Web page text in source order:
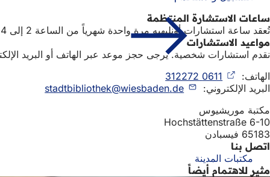
ساعات الاستشارة المنتظمة
تُعقد ساعة استشارات أونليهيه مرة واحدة شهرياً من الساعة 2 إلى 4 عصراً في ميدياتيك موريشيوس. يُرجى إحضار جهازك الخاص وبطاقة المكتبة.
مواعيد الاستشارات
نقدم استشارات شخصية. يرجى حجز موعد عبر الهاتف أو البريد
الهاتف:
0611 312272
في
جديدة)
البريد الإلكتروني: stadtbibliothek wiesbaden de
مكتبة موريشيوس
Hochstättenstraße 6-10
65183 فيسبادن
اتصل بنا
مكتبات المدينة
مثير للاهتمام أيضاً